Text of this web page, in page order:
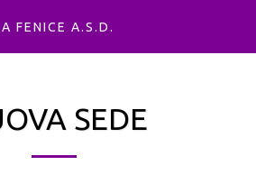
FENICE A.S.D.
SEDE